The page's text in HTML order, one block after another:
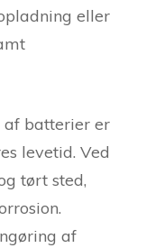
eller
af batterier er
levetid. Ved
tørt sted,
af